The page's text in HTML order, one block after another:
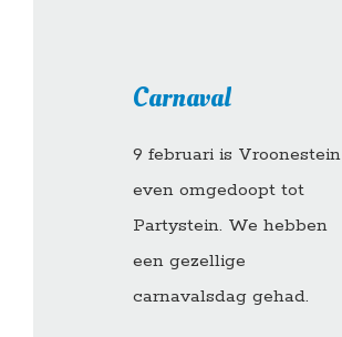
Carnaval
9 februari is Vroonestein
even omgedoopt tot
Partystein. We hebben
een gezellige
carnavalsdag gehad.